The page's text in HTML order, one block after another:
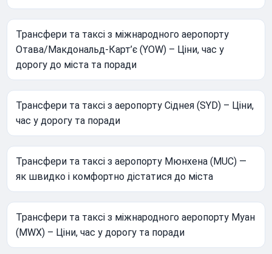
Трансфери та таксі з міжнародного аеропорту
Отава/Макдональд-Карт’є (YOW) – Ціни, час у
дорогу до міста та поради
Трансфери та таксі з аеропорту Сіднея (SYD) – Ціни,
час у дорогу та поради
Трансфери та таксі з аеропорту Мюнхена (MUC) —
як швидко і комфортно дістатися до міста
Трансфери та таксі з міжнародного аеропорту Муан
(MWX) – Ціни, час у дорогу та поради